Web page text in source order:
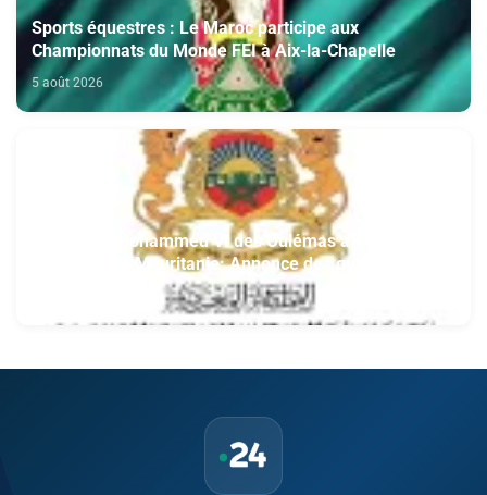
Sports équestres : Le Maroc participe aux
Championnats du Monde FEI à Aix-la-Chapelle
5 août 2026
Fondation Mohammed VI des Oulémas africains-
section de la Mauritanie: Annonce des qualifiés au
concours des manuscrits et des documents
islamiques africains